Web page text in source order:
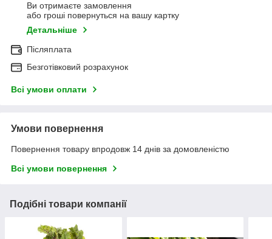
Ви отримаєте замовлення
або гроші повернуться на вашу картку
Детальніше
Післяплата
Безготівковий розрахунок
Всі умови оплати
Умови повернення
Повернення товару впродовж 14 днів за домовленістю
Всі умови повернення
Подібні товари компанії